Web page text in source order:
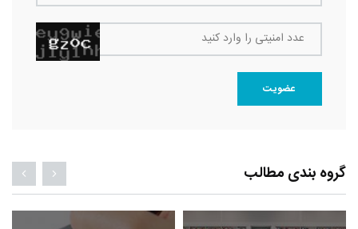
عدد امنیتی را وارد کنید
عضویت
گروه بندی مطالب